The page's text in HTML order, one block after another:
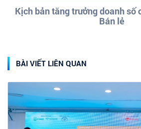
Kịch bản tăng trưởng doanh số
Bán lẻ
BÀI VIẾT LIÊN QUAN